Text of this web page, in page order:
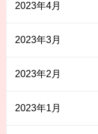
2023年4月
2023年3月
2023年2月
2023年1月